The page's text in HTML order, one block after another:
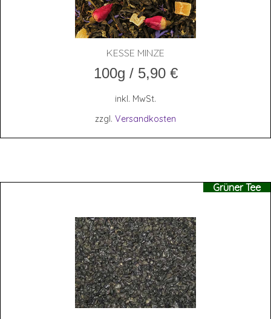
KES­SE MINZE
100g / 5,90 €
inkl. MwSt.
zzgl. Versandkosten
Grüner Tee